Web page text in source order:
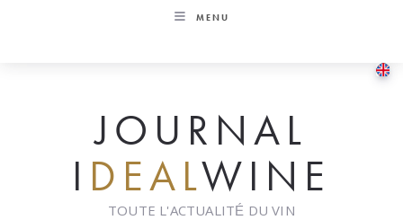
MENU
JOURNAL
I DEALWINE
TOUTE L'ACTUALITÉ DU VIN